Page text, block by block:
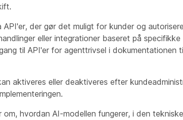
der gør det muligt for kunder og
eller integrationer baseret på
til API'er for agenttrivsel i dokumentationen
aktiveres eller deaktiveres efter
om, hvordan AI-modellen fungerer, i den